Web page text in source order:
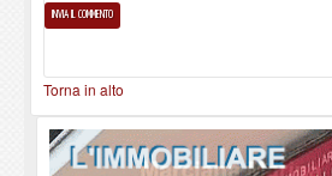
Torna in alto